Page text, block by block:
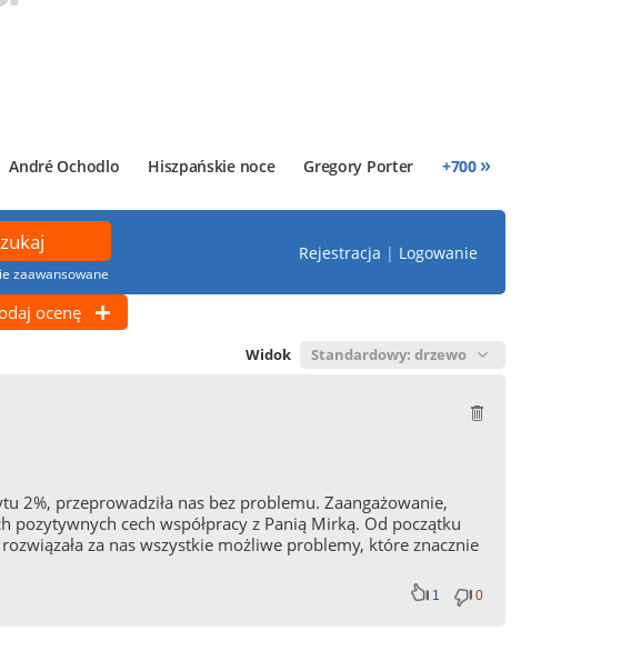
André Ochodlo Hiszpańskie noce Gregory Porter +700 »
zaawansowane
Rejestracja | Logowanie
ocenę
Widok
2%, przeprowadziła nas bez problemu. Zaangażowanie,
cech współpracy z Panią Mirką. Od początku
za nas wszystkie możliwe problemy, które znacznie
1 0